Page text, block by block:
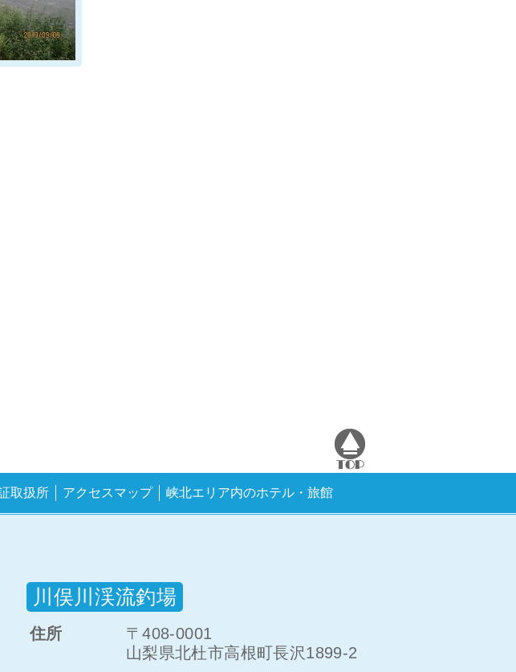
取扱所 アクセスマップ 峡北エリア内のホテル・旅館
川俣川渓流釣場
住所
〒408-0001
山梨県北杜市高根町長沢1899-2